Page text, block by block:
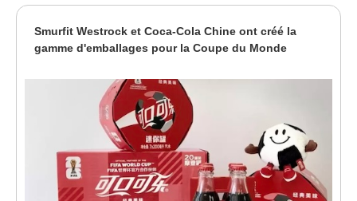
Smurfit Westrock et Coca-Cola Chine ont créé la
gamme d'emballages pour la Coupe du Monde